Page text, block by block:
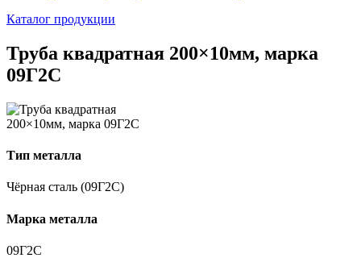
Каталог продукции
Труба квадратная 200×10мм, марка
09Г2С
Тип металла
Чёрная сталь (09Г2С)
Марка металла
09Г2С